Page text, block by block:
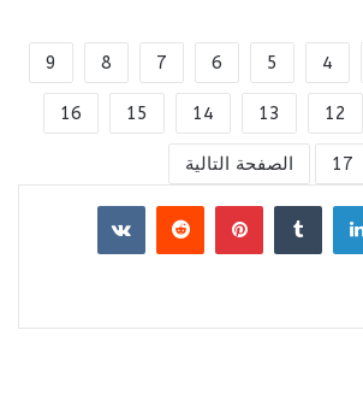
4
5
6
7
8
9
12
13
14
15
16
17
الصفحة التالية
لينكدإن
بينتيريست